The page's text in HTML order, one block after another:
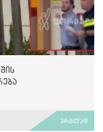
ვრცლად